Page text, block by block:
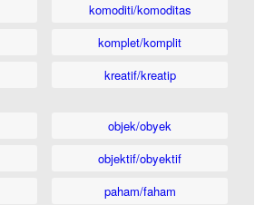
komoditi/komoditas
komplet/komplit
kreatif/kreatip
objek/obyek
objektif/obyektif
paham/faham